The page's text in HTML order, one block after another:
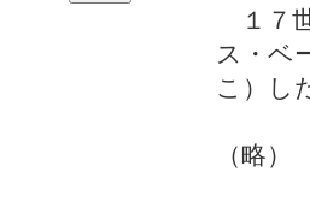
１７
ス・ベ
こ）し
（略）